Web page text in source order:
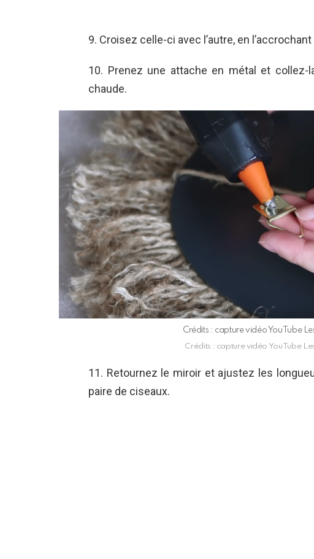
9. Croisez celle-ci avec l’autre, en
10. Prenez une attache en métal et
chaude.
Crédits : capture vidéo YouTube
Crédits : capture vidéo YouTube
11. Retournez le miroir et ajustez les
paire de ciseaux.